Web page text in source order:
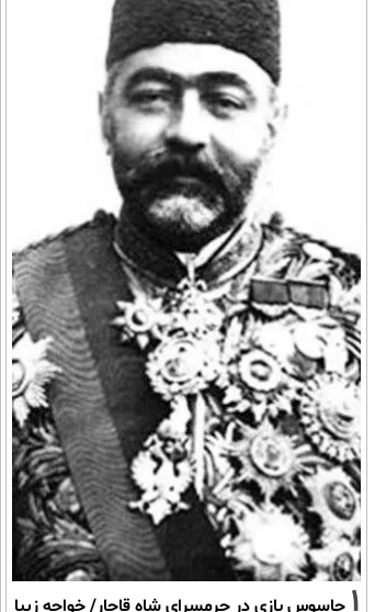
1 جاسوس بازی در حرمسرای شاه قاجار/ خواجه زیبا